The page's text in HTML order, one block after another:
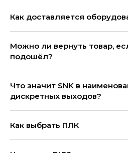
Как доставляется
Можно ли вернуть товар,
подошёл?
Что значит SNK в
дискретных выходов?
Как выбрать ПЛК